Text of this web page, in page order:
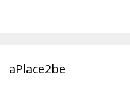
aPlace2be